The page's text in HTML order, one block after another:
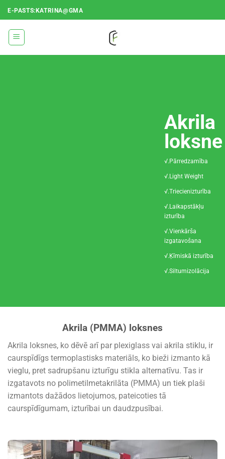
Pāriet
uz
saturu
E-PASTS:KATRINA@GMA
Akrila
loksne
√.Pārredzamība
√.Light Weight
√.Triecienizturība
√.Laikapstākļu
izturība
√.Vienkārša
izgatavošana
√.Ķīmiskā izturība
√.Siltumizolācija
Akrila (PMMA) loksnes
Akrila loksnes, ko dēvē arī par plexiglass vai akrila stiklu, ir
caurspīdīgs termoplastisks materiāls, ko bieži izmanto kā
vieglu, pret sadrupšanu izturīgu stikla alternatīvu. Tas ir
izgatavots no polimetilmetakrilāta (PMMA) un tiek plaši
izmantots dažādos lietojumos, pateicoties tā
caurspīdīgumam, izturībai un daudzpusībai.